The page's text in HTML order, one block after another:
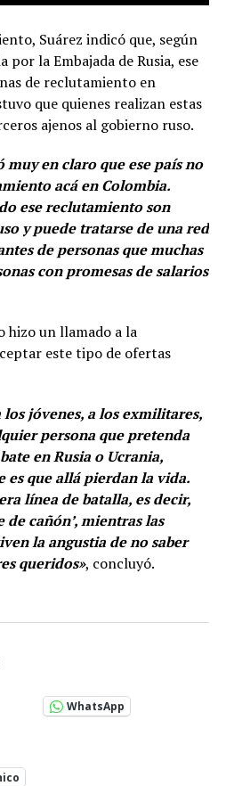
Suárez indicó que, según
la Embajada de Rusia, ese
de reclutamiento en
que quienes realizan estas
ajenos al gobierno ruso.
muy en claro que ese país no
acá en Colombia.
ese reclutamiento son
y puede tratarse de una red
de personas que muchas
con promesas de salarios
hizo un llamado a la
este tipo de ofertas
jóvenes, a los exmilitares,
persona que pretenda
en Rusia o Ucrania,
es que allá pierdan la vida.
línea de batalla, es decir,
de cañón’, mientras las
la angustia de no saber
queridos», concluyó.
WhatsApp